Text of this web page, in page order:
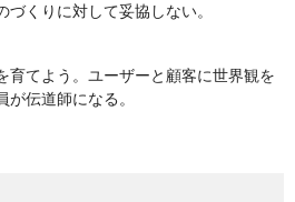
くりに対して妥協しない。
育てよう。ユーザーと顧客に世界観を
伝道師になる。